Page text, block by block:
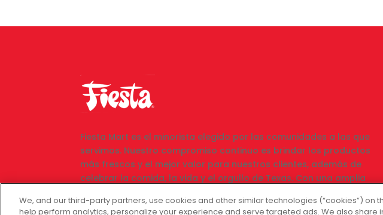
Fiesta Mart es el minorista elegido por las comunidades a las que
servimos. Nuestro compromiso continuo es brindar los productos
más frescos y el mejor valor para nuestros clientes, además de
celebrar la comida, la vida y el orgullo de Texas. Con una amplia
que todos puedan encontrar lo que necesitan y obtener el mejor
We, and our third-party partners, use cookies and other similar technologies (“cookies”) on
help perform analytics, personalize your experience and serve targeted ads. We also share